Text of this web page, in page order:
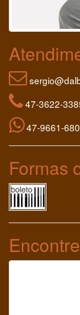
47-9661-
Formas